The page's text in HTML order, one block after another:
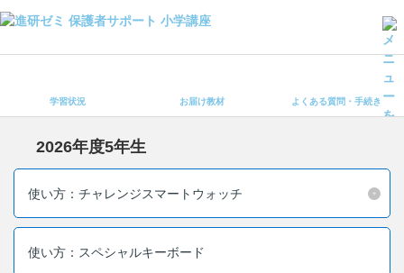
よくある質問・手続き
会員ページへログイン
学習状況 お届け教材 よくある質問・手続き
2026年度5年生
使い方：チャレンジスマートウォッチ
使い方：スペシャルキーボード